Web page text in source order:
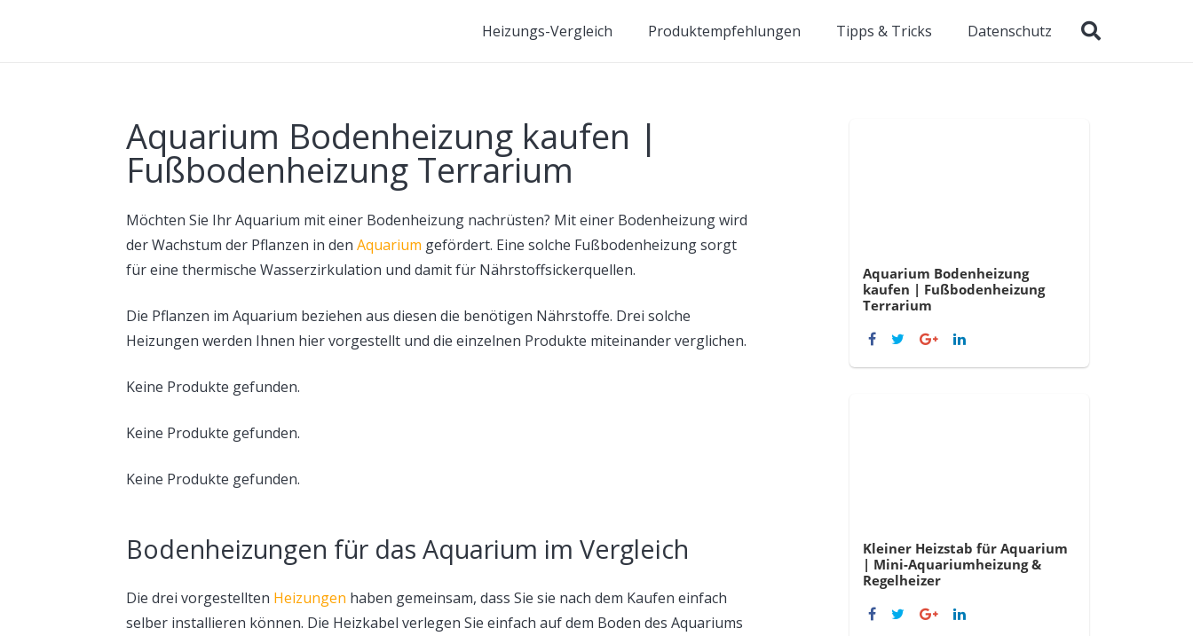
Heizungs-Vergleich Produktempfehlungen Tipps & Tricks Datenschutz
Aquarium Bodenheizung kaufen |
Fußbodenheizung Terrarium
Möchten Sie Ihr Aquarium mit einer Bodenheizung nachrüsten? Mit einer Bodenheizung wird
der Wachstum der Pflanzen in den Aquarium gefördert. Eine solche Fußbodenheizung sorgt
für eine thermische Wasserzirkulation und damit für Nährstoffsickerquellen.
Die Pflanzen im Aquarium beziehen aus diesen die benötigen Nährstoffe. Drei solche
Heizungen werden Ihnen hier vorgestellt und die einzelnen Produkte miteinander verglichen.
Keine Produkte gefunden.
Keine Produkte gefunden.
Keine Produkte gefunden.
Bodenheizungen für das Aquarium im Vergleich
Die drei vorgestellten Heizungen haben gemeinsam, dass Sie sie nach dem Kaufen einfach
selber installieren können. Die Heizkabel verlegen Sie einfach auf dem Boden des Aquariums
Aquarium Bodenheizung
kaufen | Fußbodenheizung
Terrarium
Kleiner Heizstab für Aquarium
| Mini-Aquariumheizung &
Regelheizer